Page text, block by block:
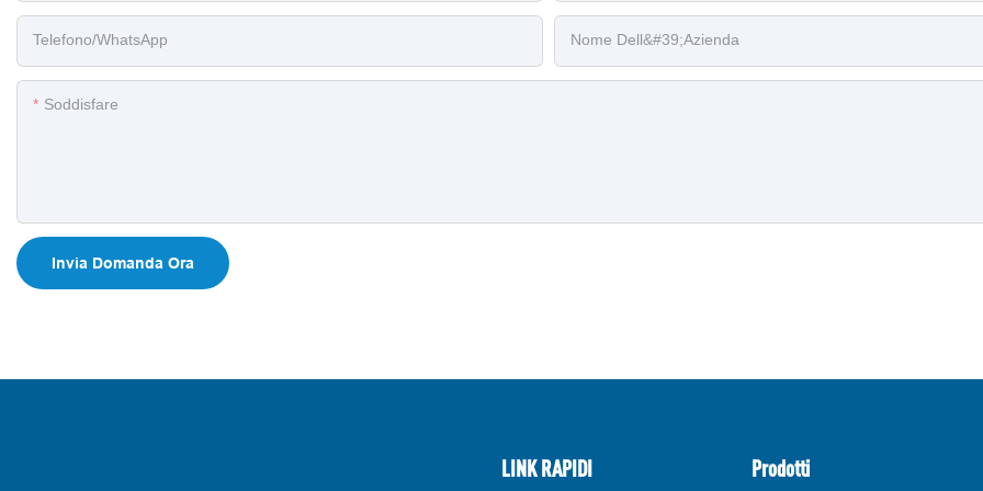
Telefono/WhatsApp Nome Dell&#39;azienda
Soddisfare
Invia Domanda Ora
LINK RAPIDI Prodotti